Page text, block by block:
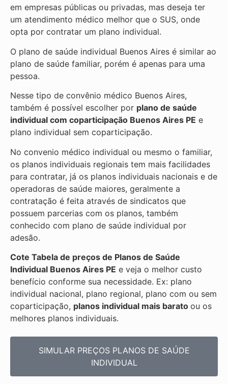
em empresas públicas ou privadas, mas deseja ter
um atendimento médico melhor que o SUS, onde
opta por contratar um plano individual.
O plano de saúde individual Buenos Aires é similar ao
plano de saúde familiar, porém é apenas para uma
pessoa.
Nesse tipo de convênio médico Buenos Aires,
também é possível escolher por plano de saúde
individual com coparticipação Buenos Aires PE e
plano individual sem coparticipação.
No convenio médico individual ou mesmo o familiar,
os planos individuais regionais tem mais facilidades
para contratar, já os planos individuais nacionais e de
operadoras de saúde maiores, geralmente a
contratação é feita através de sindicatos que
possuem parcerias com os planos, também
conhecido com plano de saúde individual por
adesão.
Cote Tabela de preços de Planos de Saúde
Individual Buenos Aires PE e veja o melhor custo
benefício conforme sua necessidade. Ex: plano
individual nacional, plano regional, plano com ou sem
coparticipação, planos individual mais barato ou os
melhores planos individuais.
SIMULAR PREÇOS PLANOS DE SAÚDE
INDIVIDUAL